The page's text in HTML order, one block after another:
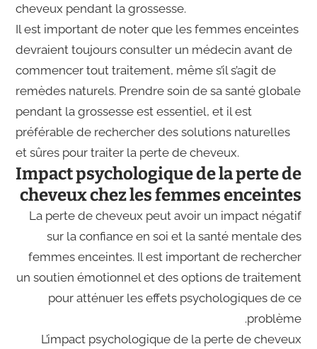
cheveux pendant la grossesse.
Il est important de noter que les femmes enceintes
devraient toujours consulter un médecin avant de
commencer tout traitement, même s’il s’agit de
remèdes naturels. Prendre soin de sa santé globale
pendant la grossesse est essentiel, et il est
préférable de rechercher des solutions naturelles
et sûres pour traiter la perte de cheveux.
Impact psychologique de la perte de
cheveux chez les femmes enceintes
La perte de cheveux peut avoir un impact négatif
sur la confiance en soi et la santé mentale des
femmes enceintes. Il est important de rechercher
un soutien émotionnel et des options de traitement
pour atténuer les effets psychologiques de ce
problème.
L’impact psychologique de la perte de cheveux